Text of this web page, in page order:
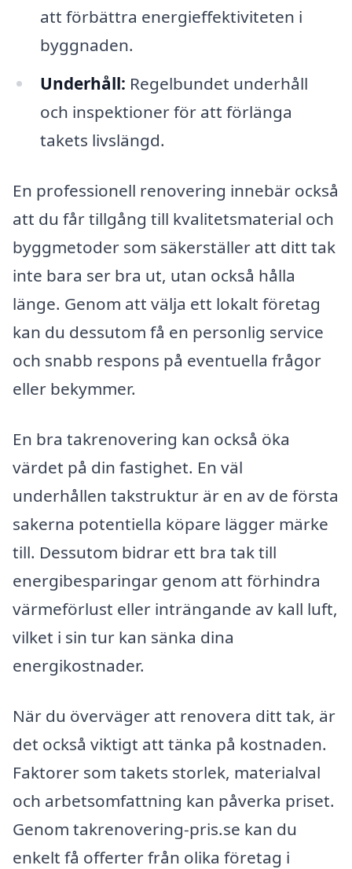
att förbättra energieffektiviteten i
byggnaden.
Underhåll: Regelbundet underhåll
och inspektioner för att förlänga
takets livslängd.
En professionell renovering innebär också
att du får tillgång till kvalitetsmaterial och
byggmetoder som säkerställer att ditt tak
inte bara ser bra ut, utan också hålla
länge. Genom att välja ett lokalt företag
kan du dessutom få en personlig service
och snabb respons på eventuella frågor
eller bekymmer.
En bra takrenovering kan också öka
värdet på din fastighet. En väl
underhållen takstruktur är en av de första
sakerna potentiella köpare lägger märke
till. Dessutom bidrar ett bra tak till
energibesparingar genom att förhindra
värmeförlust eller inträngande av kall luft,
vilket i sin tur kan sänka dina
energikostnader.
När du överväger att renovera ditt tak, är
det också viktigt att tänka på kostnaden.
Faktorer som takets storlek, materialval
och arbetsomfattning kan påverka priset.
Genom takrenovering-pris.se kan du
enkelt få offerter från olika företag i